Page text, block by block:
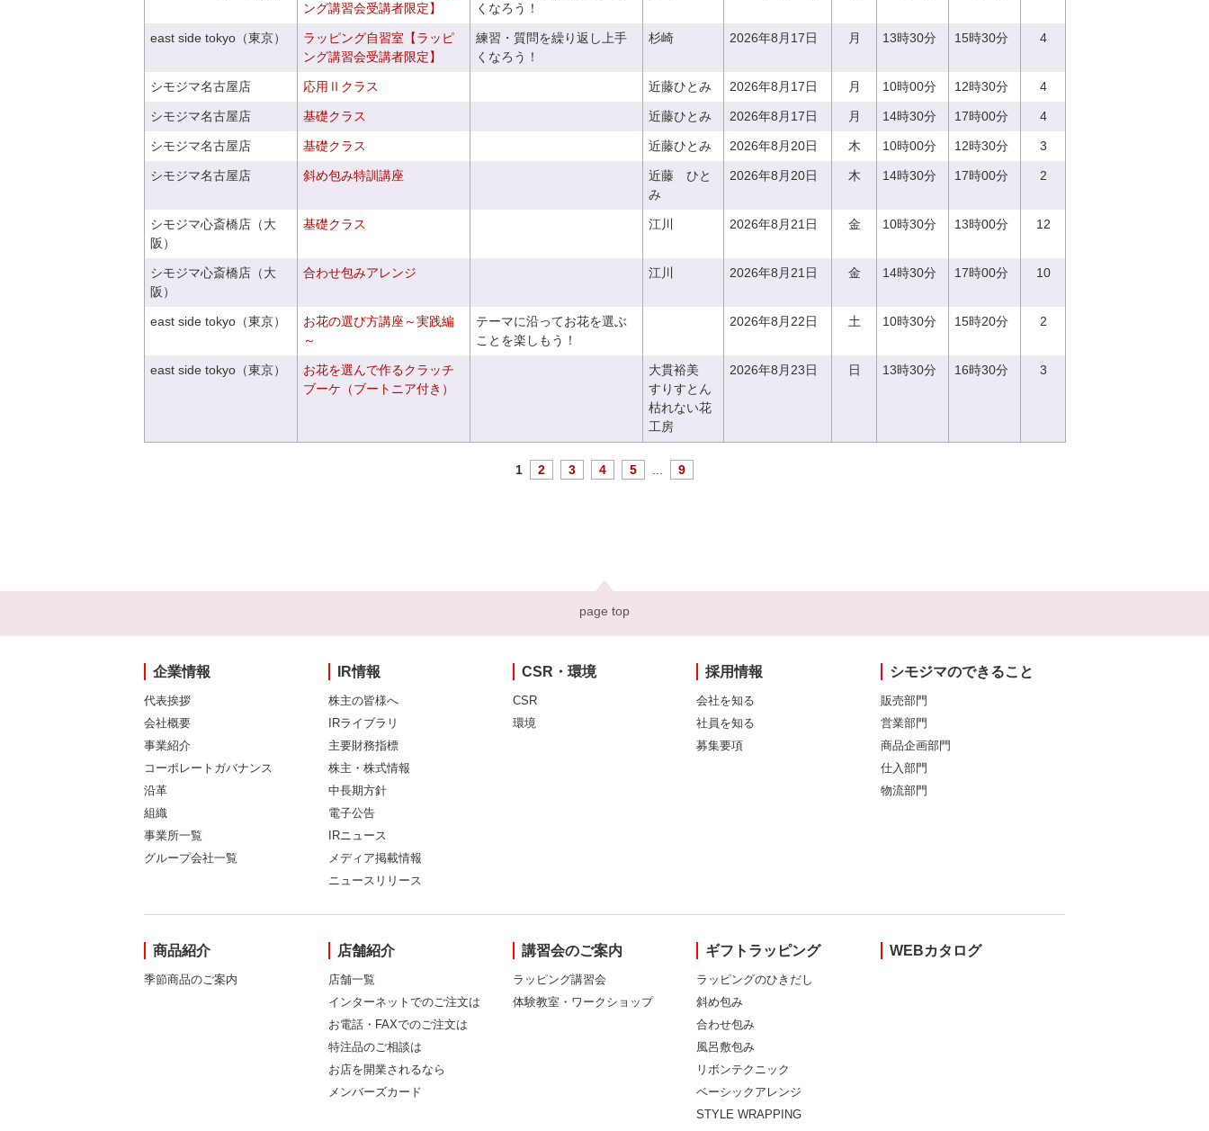
ング講習会受講者限定】
くなろう！
east side tokyo（東京）
ラッピング自習室【ラッピ
ング講習会受講者限定】
練習・質問を繰り返し上手
くなろう！
杉崎 2026年8月17日 月 13時30分 15時30分 4
シモジマ名古屋店 応用Ⅱクラス 近藤ひとみ 2026年8月17日 月 10時00分 12時30分 4
シモジマ名古屋店 基礎クラス 近藤ひとみ 2026年8月17日 月 14時30分 17時00分 4
シモジマ名古屋店 基礎クラス 近藤ひとみ 2026年8月20日 木 10時00分 12時30分 3
シモジマ名古屋店 斜め包み特訓講座
近藤 ひと
み
2026年8月20日 木 14時30分 17時00分 2
シモジマ心斎橋店（大
阪）
基礎クラス 江川 2026年8月21日 金 10時30分 13時00分 12
シモジマ心斎橋店（大
阪）
合わせ包みアレンジ 江川 2026年8月21日 金 14時30分 17時00分 10
east side tokyo（東京）
お花の選び方講座～実践編
～
テーマに沿ってお花を選ぶ
ことを楽しもう！
2026年8月22日 土 10時30分 15時20分 2
east side tokyo（東京）
お花を選んで作るクラッチ
ブーケ（ブートニア付き）
大貫裕美
すりすとん
枯れない花
工房
2026年8月23日 日 13時30分 16時30分 3
1 2 3 4 5 9
page top
企業情報
代表挨拶
会社概要
事業紹介
コーポレートガバナンス
沿革
組織
事業所一覧
グループ会社一覧
IR情報
株主の皆様へ
IRライブラリ
主要財務指標
株主・株式情報
中長期方針
電子公告
IRニュース
メディア掲載情報
ニュースリリース
CSR・環境
CSR
環境
採用情報
会社を知る
社員を知る
募集要項
シモジマのできること
販売部門
営業部門
商品企画部門
仕入部門
物流部門
商品紹介
季節商品のご案内
店舗紹介
店舗一覧
インターネットでのご注文は
お電話・FAXでのご注文は
特注品のご相談は
お店を開業されるなら
メンバーズカード
講習会のご案内
ラッピング講習会
体験教室・ワークショップ
ギフトラッピング
ラッピングのひきだし
斜め包み
合わせ包み
風呂敷包み
リボンテクニック
ベーシックアレンジ
STYLE WRAPPING
WEBカタログ